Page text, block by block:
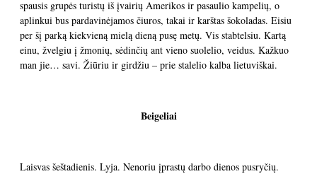
spausis grupės turistų iš įvairių Amerikos ir pasaulio kampelių, o
aplinkui bus pardavinėjamos čiuros, takai ir karštas šokoladas. Eisiu
per šį parką kiekvieną mielą dieną pusę metų. Vis stabtelsiu. Kartą
einu, žvelgiu į žmonių, sėdinčių ant vieno suolelio, veidus. Kažkuo
man jie… savi. Žiūriu ir girdžiu – prie stalelio kalba lietuviškai.
Beigeliai
Laisvas šeštadienis. Lyja. Nenoriu įprastų darbo dienos pusryčių.